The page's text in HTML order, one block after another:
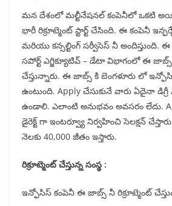
మన దేశంలో మల్టీనేషనల్ కంపెనీలో ఒకటి
భారీ రిక్రూట్మెంట్ స్టార్ట్ చేసింది. ఈ కంపెనీ
మరియు కన్సల్టింగ్ సర్వీసెస్ నీ అందిస్తుంది.
సపోర్ట్ ఎగ్జిక్యూటివ్ – డేటా విభాగంలో ఈ జాబ్స్
చేస్తున్నారు. ఈ జాబ్స్ కి బెంగళూరు లో
ఉంటుంది. Apply చేసుకునే వారు ఏదైనా డిగ్రీ
ఉండాలి. ఎలాంటి అనుభవం అవసరం లేదు.
డైరెక్ట్ గా ఇంటర్వ్యూ నిర్వహించి సెలక్షన్
నెలకు 40,000 జీతం ఇస్తారు.
రిక్రూట్మెంట్ చేస్తున్న సంస్థ :
ఇన్ఫోసిస్ కంపెనీ ఈ జాబ్స్ నీ రిక్రూట్మెంట్